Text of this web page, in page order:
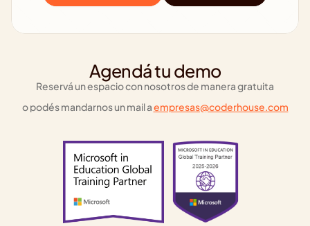
Agendá tu demo
Reservá un espacio con nosotros de manera gratuita
o podés mandarnos un mail a empresas@coderhouse.com